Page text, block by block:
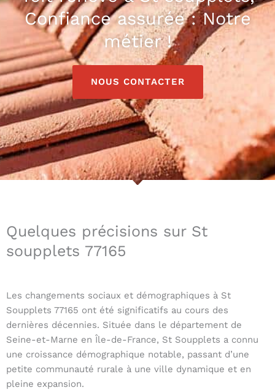
Confiance assurée : Notre
métier !
NOUS CONTACTER
Quelques précisions sur St
soupplets 77165
Les changements sociaux et démographiques à St
Soupplets 77165 ont été significatifs au cours des
dernières décennies. Située dans le département de
Seine-et-Marne en Île-de-France, St Soupplets a connu
une croissance démographique notable, passant d’une
petite communauté rurale à une ville dynamique et en
pleine expansion.